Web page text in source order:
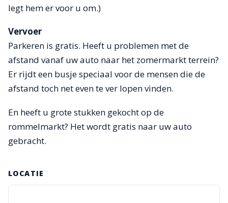
legt hem er voor u om.)
Vervoer
Parkeren is gratis. Heeft u problemen met de
afstand vanaf uw auto naar het zomermarkt terrein?
Er rijdt een busje speciaal voor de mensen die de
afstand toch net even te ver lopen vinden.
En heeft u grote stukken gekocht op de
rommelmarkt? Het wordt gratis naar uw auto
gebracht.
LOCATIE